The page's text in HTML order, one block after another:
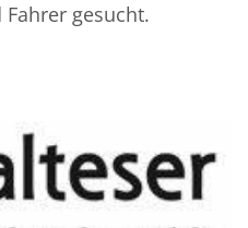
gesucht.